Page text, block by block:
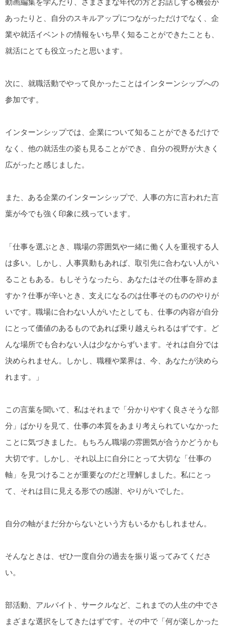
動画編集を学んだり、さまざまな年代の方とお話しする機会が
あったりと、自分のスキルアップにつながっただけでなく、企
業や就活イベントの情報をいち早く知ることができたことも、
就活にとても役立ったと思います。
次に、就職活動でやって良かったことはインターンシップへの
参加です。
インターンシップでは、企業について知ることができるだけで
なく、他の就活生の姿も見ることができ、自分の視野が大きく
広がったと感じました。
また、ある企業のインターンシップで、人事の方に言われた言
葉が今でも強く印象に残っています。
「仕事を選ぶとき、職場の雰囲気や一緒に働く人を重視する人
は多い。しかし、人事異動もあれば、取引先に合わない人がい
ることもある。もしそうなったら、あなたはその仕事を辞めま
すか？仕事が辛いとき、支えになるのは仕事そのもののやりが
いです。職場に合わない人がいたとしても、仕事の内容が自分
にとって価値のあるものであれば乗り越えられるはずです。ど
んな場所でも合わない人は少なからずいます。それは自分では
決められません。しかし、職種や業界は、今、あなたが決めら
れます。」
この言葉を聞いて、私はそれまで「分かりやすく良さそうな部
分」ばかりを見て、仕事の本質をあまり考えられていなかった
ことに気づきました。もちろん職場の雰囲気が合うかどうかも
大切です。しかし、それ以上に自分にとって大切な「仕事の
軸」を見つけることが重要なのだと理解しました。私にとっ
て、それは目に見える形での感謝、やりがいでした。
自分の軸がまだ分からないという方もいるかもしれません。
そんなときは、ぜひ一度自分の過去を振り返ってみてくださ
い。
部活動、アルバイト、サークルなど、これまでの人生の中でさ
まざまな選択をしてきたはずです。その中で「何が楽しかった